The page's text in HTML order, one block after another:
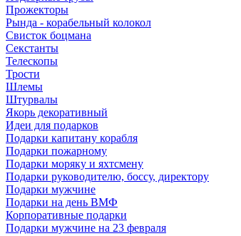
Прожекторы
Рында - корабельный колокол
Свисток боцмана
Секстанты
Телескопы
Трости
Шлемы
Штурвалы
Якорь декоративный
Идеи для подарков
Подарки капитану корабля
Подарки пожарному
Подарки моряку и яхтсмену
Подарки руководителю, боссу, директору
Подарки мужчине
Подарки на день ВМФ
Корпоративные подарки
Подарки мужчине на 23 февраля